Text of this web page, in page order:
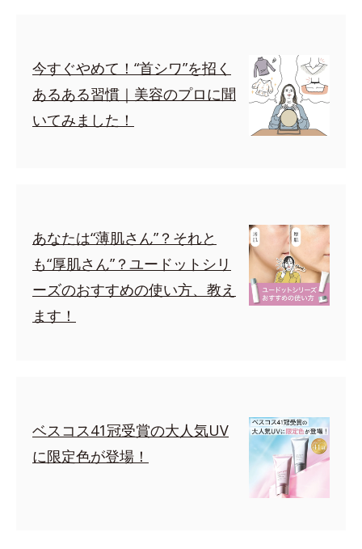
今すぐやめて！“首シワ”を招く
あるある習慣｜美容のプロに聞
いてみました！
あなたは“薄肌さん”？それと
も“厚肌さん”？ユードットシリ
ーズのおすすめの使い方、教え
ます！
ベスコス41冠受賞の大人気UV
に限定色が登場！